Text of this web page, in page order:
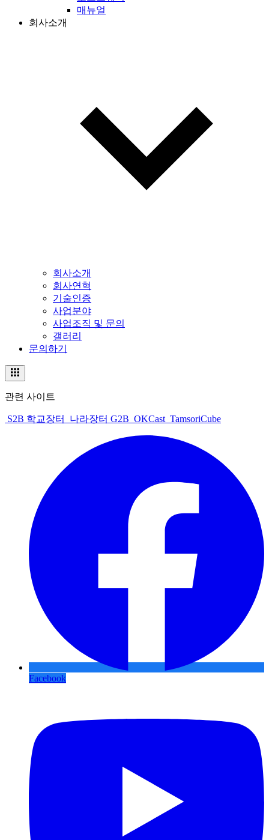
매뉴얼
회사소개
회사소개
회사연혁
기술인증
사업분야
사업조직 및 문의
갤러리
문의하기
관련 사이트
S2B 학교장터 나라장터 G2B OKCast TamsoriCube
Facebook